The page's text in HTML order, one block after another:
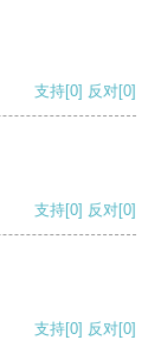
支持[0] 反对[0]
支持[0] 反对[0]
支持[0] 反对[0]